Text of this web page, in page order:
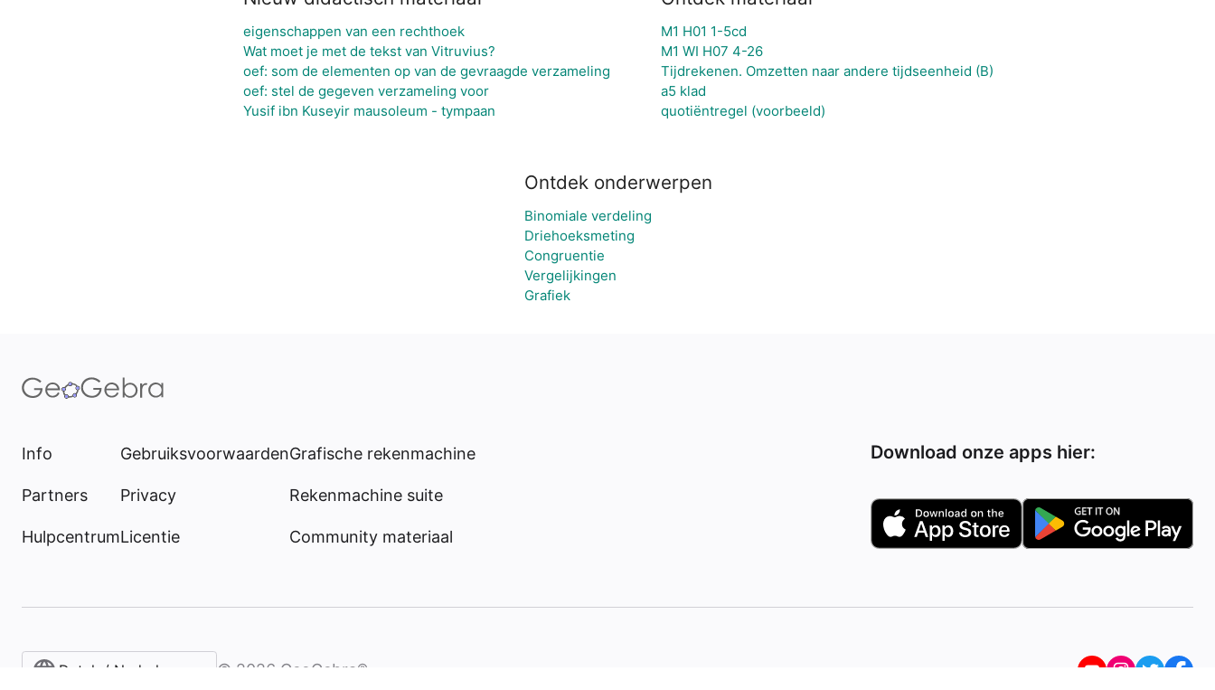
eigenschappen van een rechthoek
Wat moet je met de tekst van Vitruvius?
oef: som de elementen op van de gevraagde verzameling
oef: stel de gegeven verzameling voor
Yusif ibn Kuseyir mausoleum - tympaan
M1 H01 1-5cd
M1 WI H07 4-26
Tijdrekenen. Omzetten naar andere tijdseenheid (B)
a5 klad
quotiëntregel (voorbeeld)
Ontdek onderwerpen
Binomiale verdeling
Driehoeksmeting
Congruentie
Vergelijkingen
Grafiek
Info
Partners
Hulpcentrum
Gebruiksvoorwaarden
Privacy
Licentie
Grafische rekenmachine
Rekenmachine suite
Community materiaal
Download onze apps hier:
Dutch / Nederlands‎ (België)‎
© 2026 GeoGebra®